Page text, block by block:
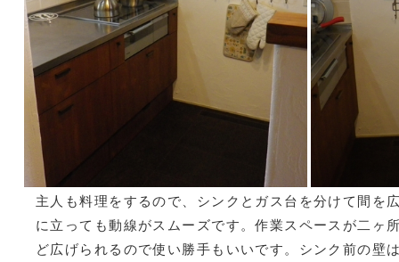
主人も料理をするので、シンクとガス台を分けて間を
に立っても動線がスムーズです。作業スペースが二ヶ
ど広げられるので使い勝手もいいです。シンク前の壁